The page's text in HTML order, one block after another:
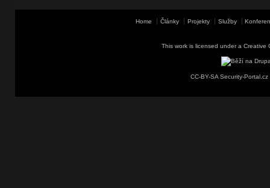
Home Články Projekty Služby
This work is licensed under a Creative
CC-BY-SA Security-